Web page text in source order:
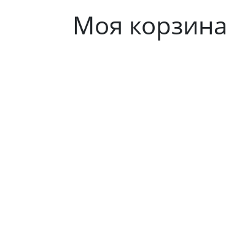
Моя корзина